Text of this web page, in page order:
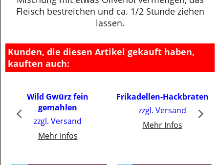
Fleisch bestreichen und ca. 1/2 Stunde ziehen
lassen.
Kunden, die diesen Artikel gekauft haben,
kauften auch:
Wild Gwürz fein
gemahlen
zzgl. Versand
Mehr Infos
Frikadellen-Hackbraten
zzgl. Versand
Mehr Infos